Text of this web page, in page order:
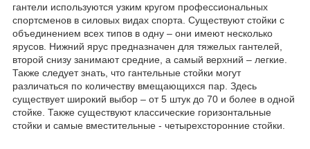
гантели используются узким кругом профессиональных
спортсменов в силовых видах спорта. Существуют стойки с
объединением всех типов в одну – они имеют несколько
ярусов. Нижний ярус предназначен для тяжелых гантелей,
второй снизу занимают средние, а самый верхний – легкие.
Также следует знать, что гантельные стойки могут
различаться по количеству вмещающихся пар. Здесь
существует широкий выбор – от 5 штук до 70 и более в одной
стойке. Также существуют классические горизонтальные
стойки и самые вместительные - четырехсторонние стойки.